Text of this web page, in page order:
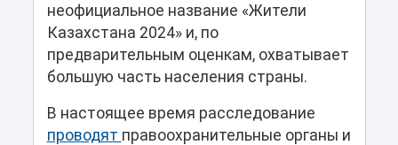
неофициальное название «Жители
Казахстана 2024» и, по
предварительным оценкам, охватывает
большую часть населения страны.
В настоящее время расследование
проводят правоохранительные органы и